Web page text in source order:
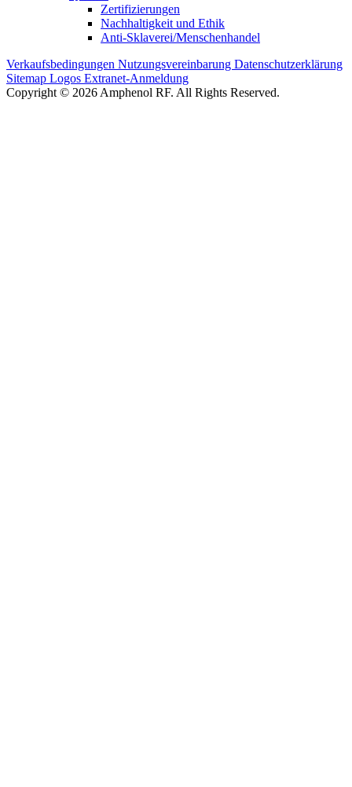
Zertifizierungen
Nachhaltigkeit und Ethik
Anti-Sklaverei/Menschenhandel
Verkaufsbedingungen Nutzungsvereinbarung Datenschutzerklärung
Sitemap Logos Extranet-Anmeldung
Copyright © 2026 Amphenol RF. All Rights Reserved.